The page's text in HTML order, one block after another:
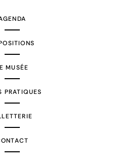
MUSÉE
PRATIQUES